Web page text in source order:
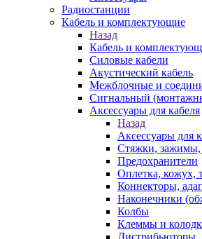
Радиостанции
Кабель и комплектующие
Назад
Кабель и
Силовые кабели
Акустический кабель
Межблочные и
Сигнальный
Аксессуары для кабеля
Назад
Аксессуары для
Стяжки, зажимы,
Предохранители
Оплетка, кожух,
Коннекторы,
Наконечники
Колбы
Клеммы и
Дистрибьюторы